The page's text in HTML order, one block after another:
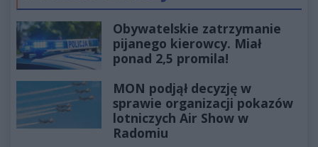
Obywatelskie zatrzymanie
pijanego kierowcy. Miał
ponad 2,5 promila!
MON podjął decyzję w
sprawie organizacji pokazów
lotniczych Air Show w
Radomiu